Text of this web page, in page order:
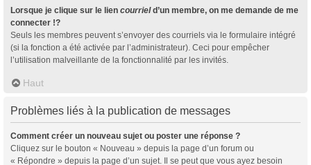
Lorsque je clique sur le lien courrield’un membre, on me demande de me
connecter !?
Seuls les membres peuvent s’envoyer des courriels via le formulaire intégré
(si la fonction a été activée par l’administrateur). Ceci pour empêcher
l’utilisation malveillante de la fonctionnalité par les invités.
Haut
Problèmes liés à la publication de messages
Comment créer un nouveau sujet ou poster une réponse ?
Cliquez sur le bouton « Nouveau » depuis la page d’un forum ou
« Répondre » depuis la page d’un sujet. Il se peut que vous ayez besoin